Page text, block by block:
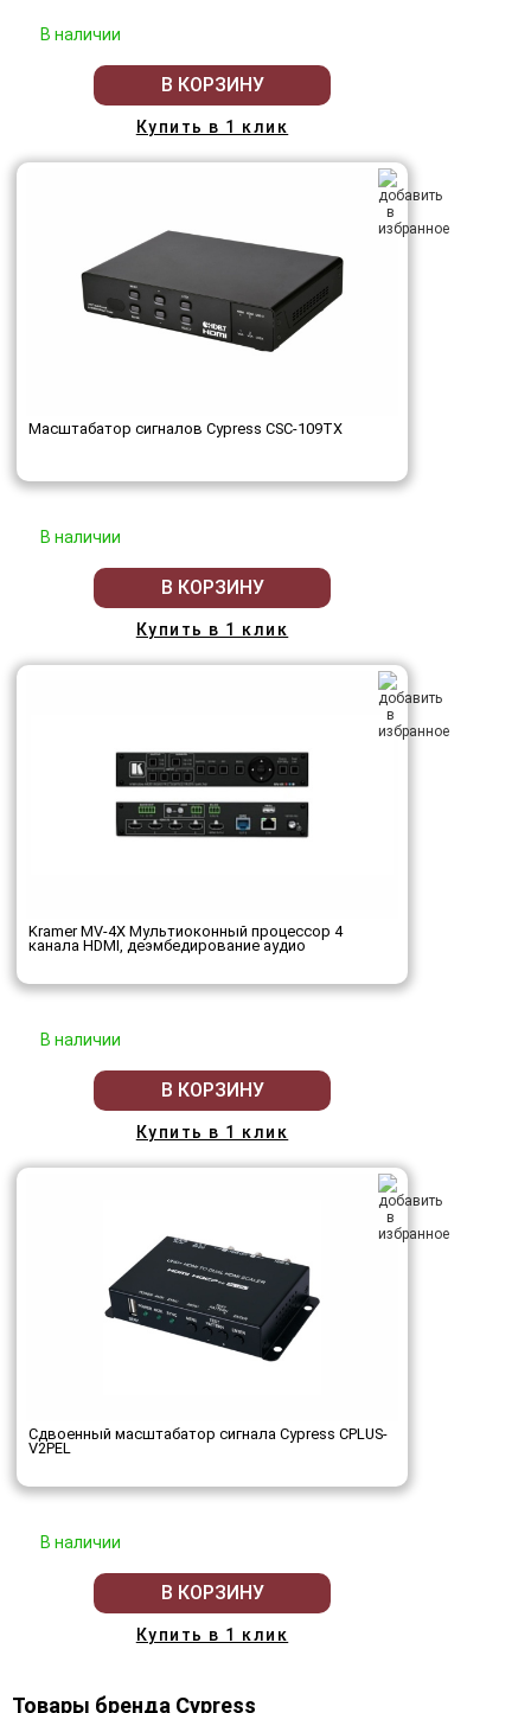
В наличии
В КОРЗИНУ
Купить в 1 клик
Масштабатор сигналов Cypress CSC-109TX
В наличии
В КОРЗИНУ
Купить в 1 клик
Kramer MV-4X Мультиоконный процессор 4
канала HDMI, деэмбедирование аудио
В наличии
В КОРЗИНУ
Купить в 1 клик
Сдвоенный масштабатор сигнала Cypress CPLUS-
V2PEL
В наличии
В КОРЗИНУ
Купить в 1 клик
Товары бренда Cypress